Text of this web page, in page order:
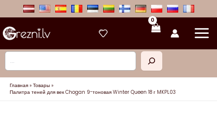
Перейти
Поиск
Главная
Товары
Палитра теней для век Chogan 9-тоновая Winter Queen 18 г MKPL03